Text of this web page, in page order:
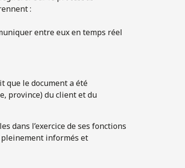
:
entre eux en temps réel
que le document a été
province) du client et du
dans l’exercice de ses fonctions
pleinement informés et